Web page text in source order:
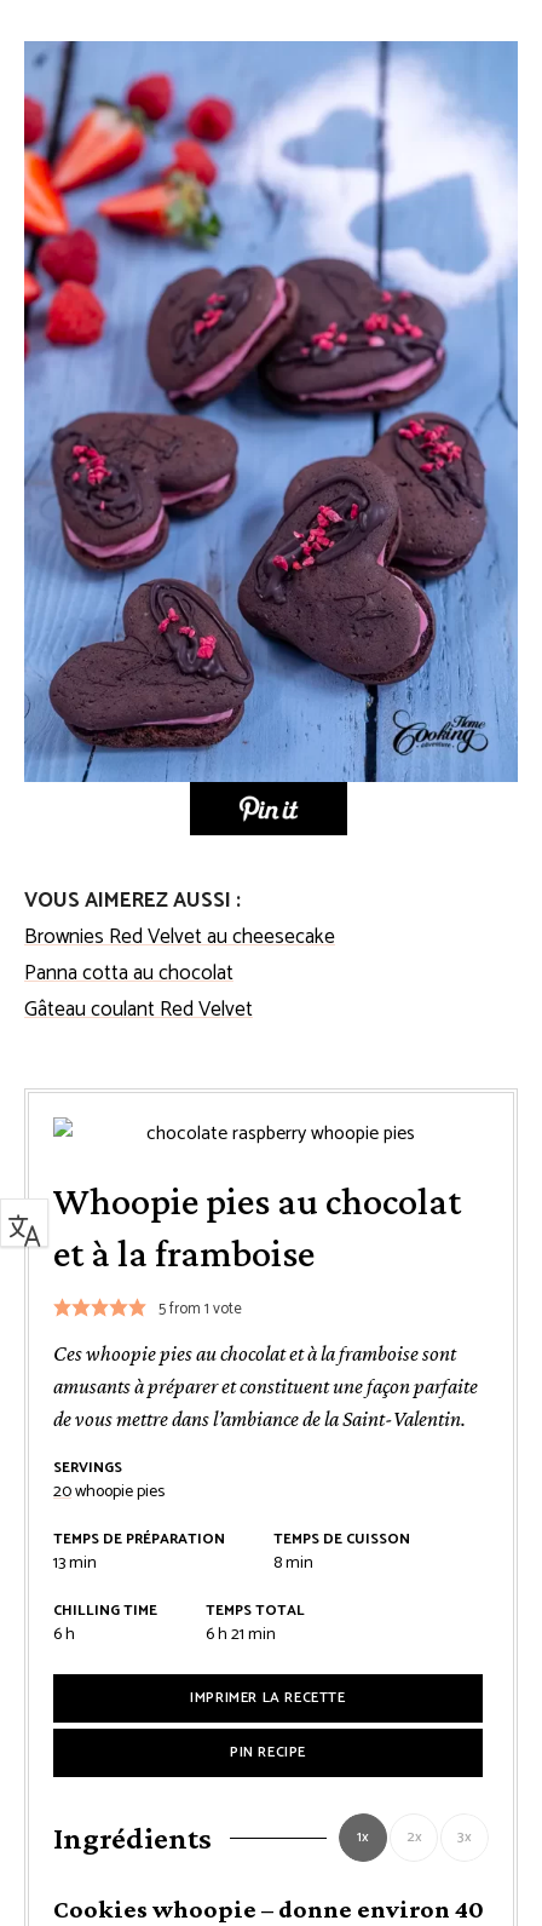
VOUS AIMEREZ AUSSI :
Brownies Red Velvet au cheesecake
Panna cotta au chocolat
Gâteau coulant Red Velvet
Whoopie pies au chocolat
et à la framboise
5from 1 vote
Ces whoopie pies au chocolat et à la framboise sont
amusants à préparer et constituent une façon parfaite
de vous mettre dans l’ambiance de la Saint-Valentin.
SERVINGS
20whoopie pies
TEMPS DE PRÉPARATION
13minutes
min
TEMPS DE CUISSON
8minutes
min
CHILLING TIME
6heures
h
TEMPS TOTAL
6heures
h21minutes
min
IMPRIMER LA RECETTE
PIN RECIPE
Ingrédients 1x 2x 3x
Cookies whoopie – donne environ 40